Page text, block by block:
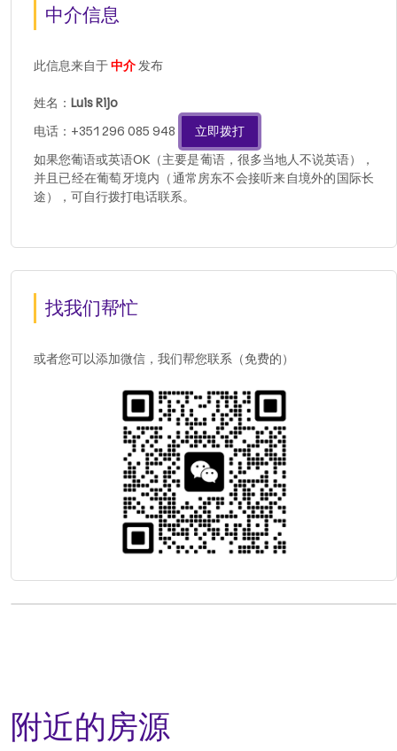
中介信息
此信息来自于中介发布
姓名： Luis Rijo
电话：+351 296 085 948
立即拨打
如果您葡语或英语OK（主要是葡语，很多当地人不说英语），
并且已经在葡萄牙境内（通常房东不会接听来自境外的国际长
途），可自行拨打电话联系。
找我们帮忙
或者您可以添加微信，我们帮您联系（免费的）
附近的房源